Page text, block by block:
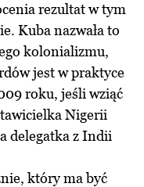
rezultat w tym
Kuba nazwała to
kolonializmu,
jest w praktyce
roku, jeśli wziąć
Nigerii
delegatka z Indii
który ma być